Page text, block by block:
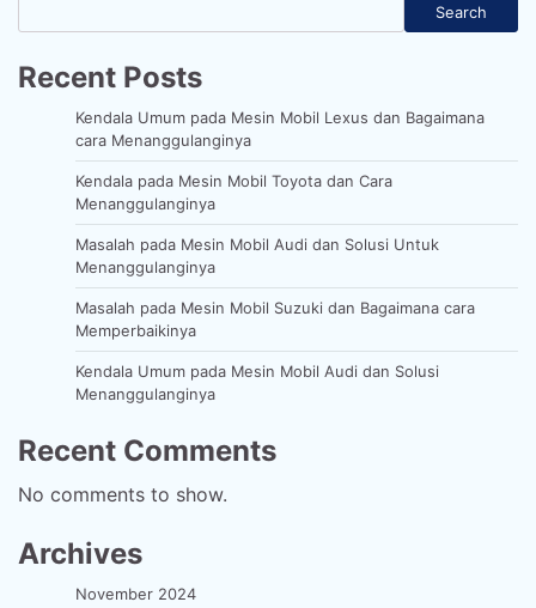
Search
Recent Posts
Kendala Umum pada Mesin Mobil Lexus dan Bagaimana
cara Menanggulanginya
Kendala pada Mesin Mobil Toyota dan Cara
Menanggulanginya
Masalah pada Mesin Mobil Audi dan Solusi Untuk
Menanggulanginya
Masalah pada Mesin Mobil Suzuki dan Bagaimana cara
Memperbaikinya
Kendala Umum pada Mesin Mobil Audi dan Solusi
Menanggulanginya
Recent Comments
No comments to show.
Archives
November 2024